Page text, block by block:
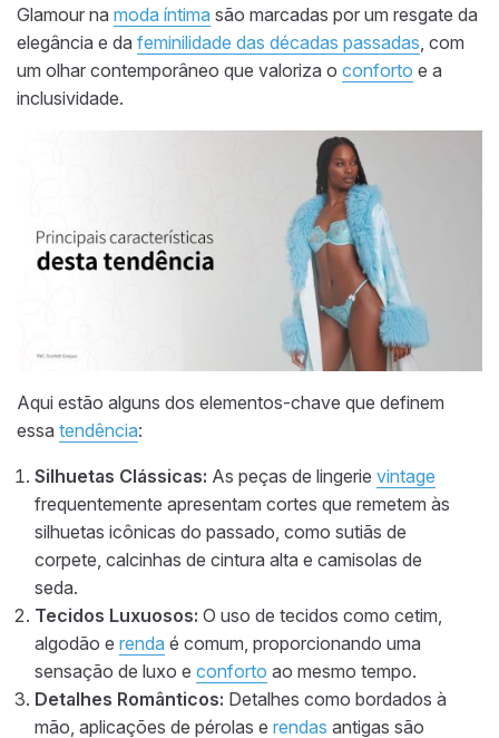
Glamour na moda íntima são marcadas por um resgate da
elegância e da feminilidade das décadas passadas, com
um olhar contemporâneo que valoriza o conforto e a
inclusividade.
Aqui estão alguns dos elementos-chave que definem
essa tendência:
Silhuetas Clássicas: As peças de lingerie vintage
frequentemente apresentam cortes que remetem às
silhuetas icônicas do passado, como sutiãs de
corpete, calcinhas de cintura alta e camisolas de
seda.
Tecidos Luxuosos: O uso de tecidos como cetim,
algodão e renda é comum, proporcionando uma
sensação de luxo e conforto ao mesmo tempo.
Detalhes Românticos: Detalhes como bordados à
mão, aplicações de pérolas e rendas antigas são